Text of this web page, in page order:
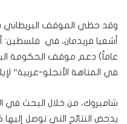
وقد حظي الموقف البريطاني
عاماً) دعم موقف الحكومة
في المتاهة الأنجلو-عربية”
شامبروك، من خلال البحث في
يدحض النتائج التي توصل